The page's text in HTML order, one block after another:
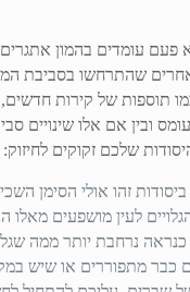
פעם עומדים בהמון
שהתרחשו בסביבת
כמו תוספות של קירות
ובין אם אלו שינויים
שלכם זקוקים לחיזוק:
זהו אולי הסימן
לעין מושפעים מאלו
נרחבת יותר ממה
כבר מתפוררים או שיש